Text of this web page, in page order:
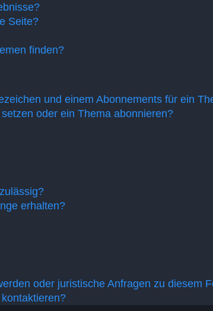
Seite?
finden?
und einem Abonnements für ein
oder ein Thema abonnieren?
erhalten?
oder juristische Anfragen zu diesem